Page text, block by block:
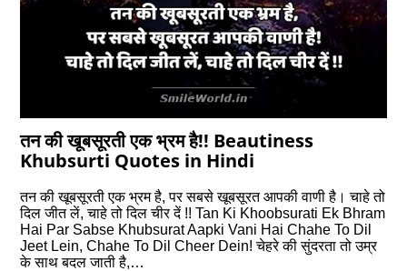
तन की खूबसूरती एक भ्रम है!! Beautiness
Khubsurti Quotes in Hindi
तन की खूबसूरती एक भ्रम है, पर सबसे खूबसूरत आपकी वाणी है। चाहे तो
दिल जीत लें, चाहे तो दिल चीर दें !! Tan Ki Khoobsurati Ek Bhram
Hai Par Sabse Khubsurat Aapki Vani Hai Chahe To Dil
Jeet Lein, Chahe To Dil Cheer Dein! चेहरे की सुंदरता तो उम्र
के साथ बदल जाती है,…